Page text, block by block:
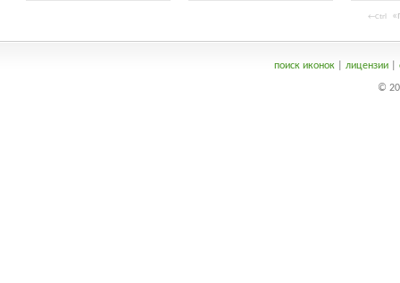
←Ctrl
поиск иконок| лицензии|
©